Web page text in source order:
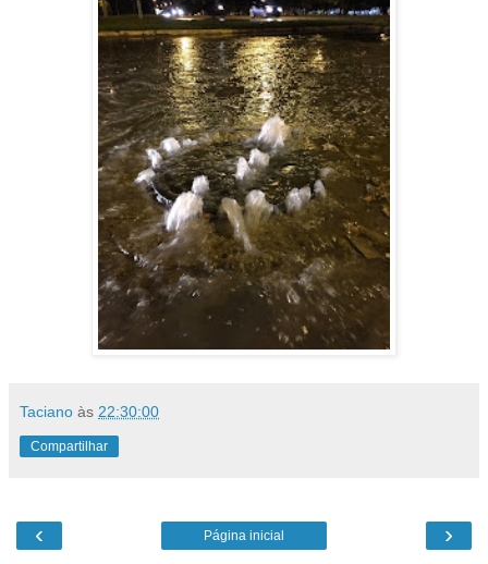
Taciano às 22:30:00
Compartilhar
‹ ›
Página inicial